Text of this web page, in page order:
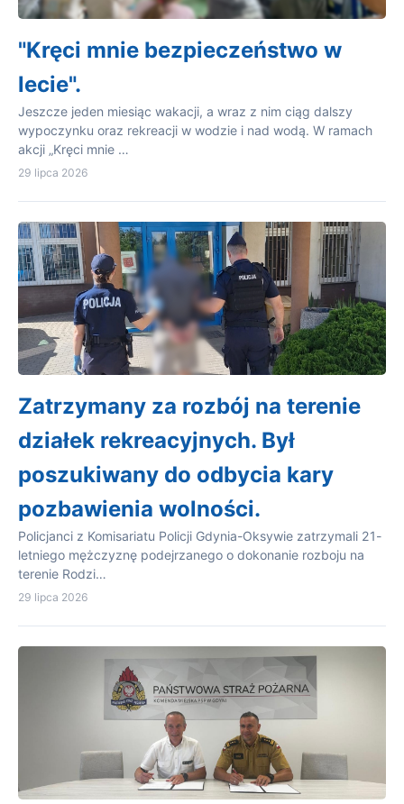
"Kręci mnie bezpieczeństwo w
lecie".
Jeszcze jeden miesiąc wakacji, a wraz z nim ciąg dalszy
wypoczynku oraz rekreacji w wodzie i nad wodą. W ramach
akcji „Kręci mnie …
29 lipca 2026
Zatrzymany za rozbój na terenie
działek rekreacyjnych. Był
poszukiwany do odbycia kary
pozbawienia wolności.
Policjanci z Komisariatu Policji Gdynia-Oksywie zatrzymali 21-
letniego mężczyznę podejrzanego o dokonanie rozboju na
terenie Rodzi…
29 lipca 2026